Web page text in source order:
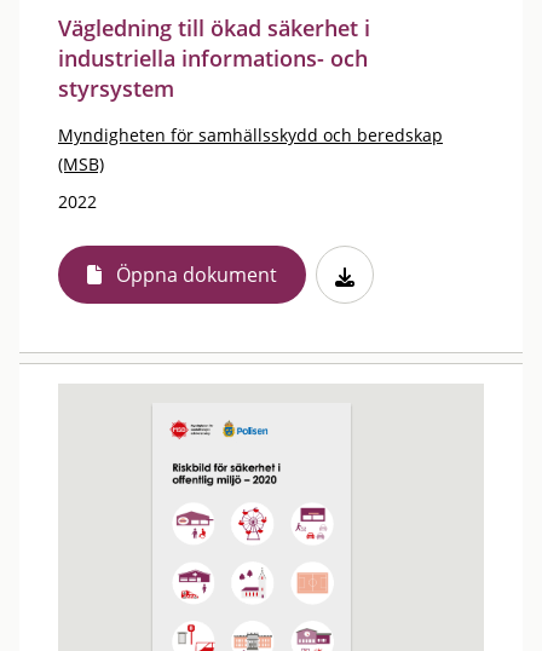
Vägledning till ökad säkerhet i
industriella informations- och
styrsystem
Myndigheten för samhällsskydd och beredskap
(MSB)
2022
Öppna dokument